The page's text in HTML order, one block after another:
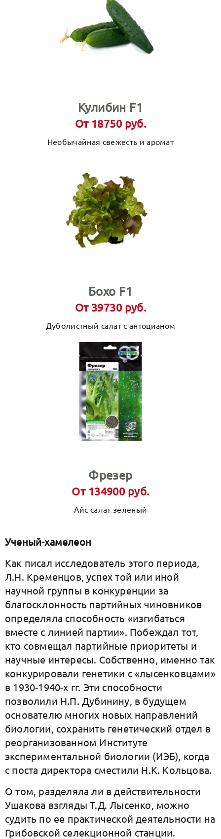
Кулибин F1
От 18750 руб.
Необычайная свежесть и аромат
Бохо F1
От 39730 руб.
Дуболистный салат с антоцианом
Фрезер
От 134900 руб.
Айс салат зеленый
Ученый-хамелеон
Как писал исследователь этого периода,
Л.Н. Кременцов, успех той или иной
научной группы в конкуренции за
благосклонность партийных чиновников
определяла способность «изгибаться
вместе с линией партии». Побеждал тот,
кто совмещал партийные приоритеты и
научные интересы. Собственно, именно так
конкурировали генетики с «лысенковцами»
в 1930-1940-х гг. Эти способности
позволили Н.П. Дубинину, в будущем
основателю многих новых направлений
биологии, сохранить генетический отдел в
реорганизованном Институте
экспериментальной биологии (ИЭБ), когда
с поста директора сместили Н.К. Кольцова.
О том, разделяла ли в действительности
Ушакова взгляды Т.Д. Лысенко, можно
судить по ее практической деятельности на
Грибовской селекционной станции.